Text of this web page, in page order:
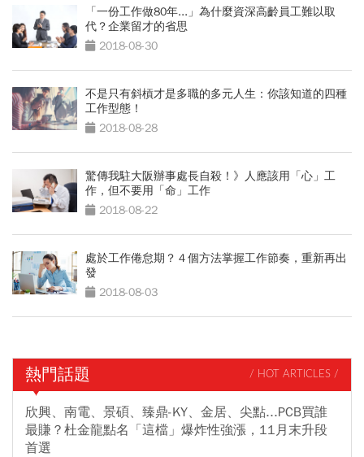
「一份工作做80年...」為什麼資深高齡員工難以取
代？企業留才的省思
2018-08-30
不是只有斜槓才是多職的多元人生：你該知道的四種
工作型態！
2018-08-28
驚傳我駐大阪辦事處長自殺！》人應該用「心」工
作，但不要用「命」工作
2018-08-22
處於工作倦怠期？４個方法掌握工作節奏，重新再出
發
2018-08-03
熱門話題 / HOT ARTICLES /
欣興、南電、景碩、臻鼎-KY、金居、尖點...PCB買誰
最賺？杜金龍點名「這檔」爆炸性強漲，11月末升段
首選